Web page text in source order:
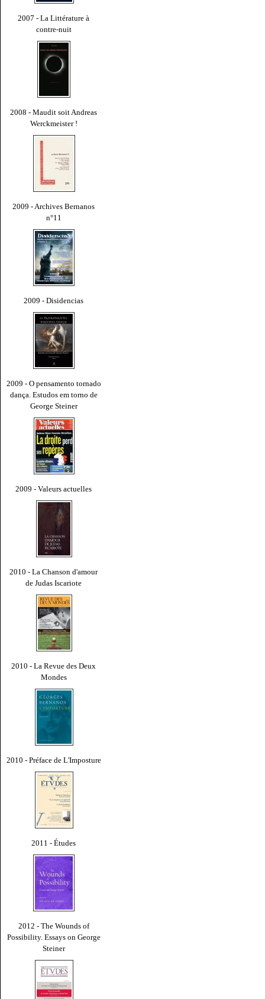
2007 - La Littérature à
contre-nuit
2008 - Maudit soit Andreas
Werckmeister !
2009 - Archives Bernanos
n°11
2009 - Disidencias
2009 - O pensamento tornado
dança. Estudos em torno de
George Steiner
2009 - Valeurs actuelles
2010 - La Chanson d'amour
de Judas Iscariote
2010 - La Revue des Deux
Mondes
2010 - Préface de L'Imposture
2011 - Études
2012 - The Wounds of
Possibility. Essays on George
Steiner